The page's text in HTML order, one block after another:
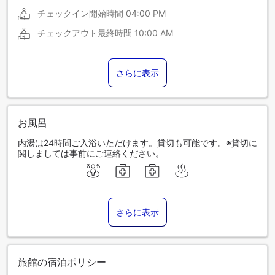
チェックイン開始時間 04:00 PM
チェックアウト最終時間 10:00 AM
さらに表示
お風呂
内湯は24時間ご入浴いただけます。貸切も可能です。※貸切に
関しましては事前にご連絡ください。
さらに表示
旅館の宿泊ポリシー